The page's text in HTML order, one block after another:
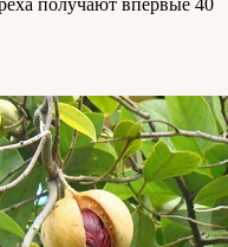
получают впервые 40